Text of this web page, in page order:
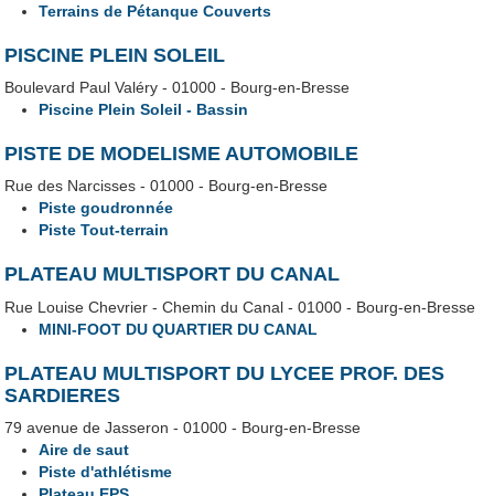
Terrains de Pétanque Couverts
PISCINE PLEIN SOLEIL
Boulevard Paul Valéry - 01000 - Bourg-en-Bresse
Piscine Plein Soleil - Bassin
PISTE DE MODELISME AUTOMOBILE
Rue des Narcisses - 01000 - Bourg-en-Bresse
Piste goudronnée
Piste Tout-terrain
PLATEAU MULTISPORT DU CANAL
Rue Louise Chevrier - Chemin du Canal - 01000 - Bourg-en-Bresse
MINI-FOOT DU QUARTIER DU CANAL
PLATEAU MULTISPORT DU LYCEE PROF. DES
SARDIERES
79 avenue de Jasseron - 01000 - Bourg-en-Bresse
Aire de saut
Piste d'athlétisme